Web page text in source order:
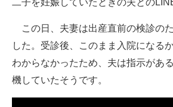
二子を妊娠していたときの夫との
この日、夫妻は出産直前の検診の
した。受診後、このまま入院になる
わからなかったため、夫は指示があ
機していたそうです。